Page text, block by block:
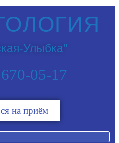
Улыбка"
05-17
на приём